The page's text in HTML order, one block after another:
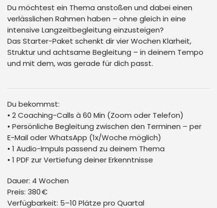
Du möchtest ein Thema anstoßen und dabei einen
verlässlichen Rahmen haben – ohne gleich in eine
intensive Langzeitbegleitung einzusteigen?
Das Starter-Paket schenkt dir vier Wochen Klarheit,
Struktur und achtsame Begleitung – in deinem Tempo
und mit dem, was gerade für dich passt.
Du bekommst:
• 2 Coaching-Calls à 60 Min (Zoom oder Telefon)
• Persönliche Begleitung zwischen den Terminen – per
E-Mail oder WhatsApp (1x/Woche möglich)
• 1 Audio-Impuls passend zu deinem Thema
• 1 PDF zur Vertiefung deiner Erkenntnisse
Dauer: 4 Wochen
Preis: 380 €
Verfügbarkeit: 5–10 Plätze pro Quartal